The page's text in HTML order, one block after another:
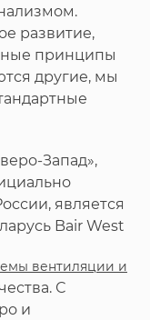
развитие,
принципы
другие, мы
Запад»,
является
Bair West
вентиляции и
С
и